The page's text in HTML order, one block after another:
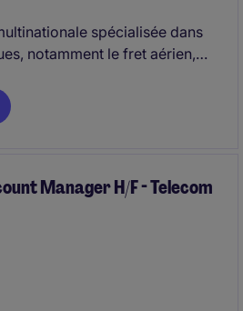
spécialisée dans
notamment le fret aérien,
ainsi que des solutions de
des Opérations Douanières)
de Transit, pour un
Manager H/F - Telecom